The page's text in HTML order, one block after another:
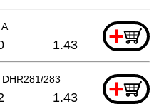
+
1.43
283 +
1.43